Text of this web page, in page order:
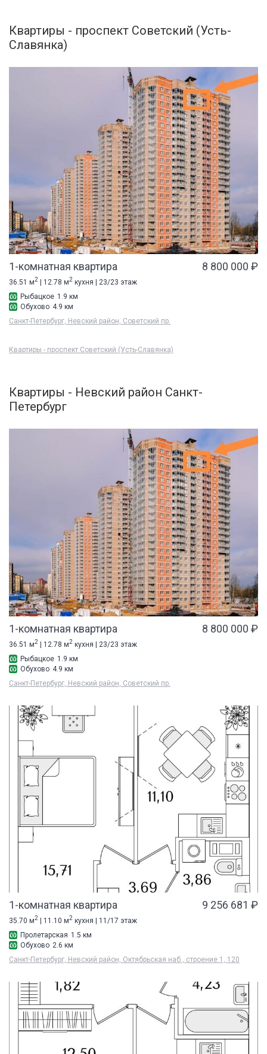
Квартиры - проспект Советский (Усть-
Славянка)
1-комнатная квартира 8 800 000 ₽
36.51 м2 | 12.78 м2 кухня | 23/23 этаж
Рыбацкое 1.9 км
Обухово 4.9 км
Санкт-Петербург, Невский район, Советский пр.
Квартиры - проспект Советский (Усть-Славянка)
Квартиры - Невский район Санкт-
Петербург
1-комнатная квартира 8 800 000 ₽
36.51 м2 | 12.78 м2 кухня | 23/23 этаж
Рыбацкое 1.9 км
Обухово 4.9 км
Санкт-Петербург, Невский район, Советский пр.
1-комнатная квартира 9 256 681 ₽
35.70 м2 | 11.10 м2 кухня | 11/17 этаж
Пролетарская 1.5 км
Обухово 2.6 км
Санкт-Петербург, Невский район, Октябрьская наб., строение 1, 120